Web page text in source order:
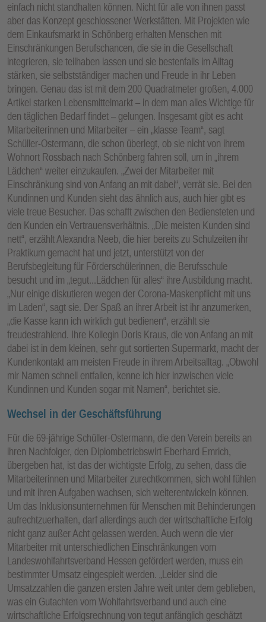
einfach nicht standhalten können. Nicht für alle von ihnen passt
aber das Konzept geschlossener Werkstätten. Mit Projekten wie
dem Einkaufsmarkt in Schönberg erhalten Menschen mit
Einschränkungen Berufschancen, die sie in die Gesellschaft
integrieren, sie teilhaben lassen und sie bestenfalls im Alltag
stärken, sie selbstständiger machen und Freude in ihr Leben
bringen. Genau das ist mit dem 200 Quadratmeter großen, 4.000
Artikel starken Lebensmittelmarkt – in dem man alles Wichtige für
den täglichen Bedarf findet – gelungen. Insgesamt gibt es acht
Mitarbeiterinnen und Mitarbeiter – ein „klasse Team“, sagt
Schüller-Ostermann, die schon überlegt, ob sie nicht von ihrem
Wohnort Rossbach nach Schönberg fahren soll, um in „ihrem
Lädchen“ weiter einzukaufen. „Zwei der Mitarbeiter mit
Einschränkung sind von Anfang an mit dabei“, verrät sie. Bei den
Kundinnen und Kunden sieht das ähnlich aus, auch hier gibt es
viele treue Besucher. Das schafft zwischen den Bediensteten und
den Kunden ein Vertrauensverhältnis. „Die meisten Kunden sind
nett“, erzählt Alexandra Neeb, die hier bereits zu Schulzeiten ihr
Praktikum gemacht hat und jetzt, unterstützt von der
Berufsbegleitung für Förderschülerinnen, die Berufsschule
besucht und im „tegut...Lädchen für alles“ ihre Ausbildung macht.
„Nur einige diskutieren wegen der Corona-Maskenpflicht mit uns
im Laden“, sagt sie. Der Spaß an ihrer Arbeit ist ihr anzumerken,
„die Kasse kann ich wirklich gut bedienen“, erzählt sie
freudestrahlend. Ihre Kollegin Doris Kraus, die von Anfang an mit
dabei ist in dem kleinen, sehr gut sortierten Supermarkt, macht der
Kundenkontakt am meisten Freude in ihrem Arbeitsalltag. „Obwohl
mir Namen schnell entfallen, kenne ich hier inzwischen viele
Kundinnen und Kunden sogar mit Namen“, berichtet sie.
Wechsel in der Geschäftsführung
Für die 69-jährige Schüller-Ostermann, die den Verein bereits an
ihren Nachfolger, den Diplombetriebswirt Eberhard Emrich,
übergeben hat, ist das der wichtigste Erfolg, zu sehen, dass die
Mitarbeiterinnen und Mitarbeiter zurechtkommen, sich wohl fühlen
und mit ihren Aufgaben wachsen, sich weiterentwickeln können.
Um das Inklusionsunternehmen für Menschen mit Behinderungen
aufrechtzuerhalten, darf allerdings auch der wirtschaftliche Erfolg
nicht ganz außer Acht gelassen werden. Auch wenn die vier
Mitarbeiter mit unterschiedlichen Einschränkungen vom
Landeswohlfahrtsverband Hessen gefördert werden, muss ein
bestimmter Umsatz eingespielt werden. „Leider sind die
Umsatzzahlen die ganzen ersten Jahre weit unter dem geblieben,
was ein Gutachten vom Wohlfahrtsverband und auch eine
wirtschaftliche Erfolgsrechnung von tegut anfänglich geschätzt